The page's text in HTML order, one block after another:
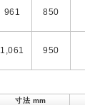
961 850
1,061 950
寸法 mm